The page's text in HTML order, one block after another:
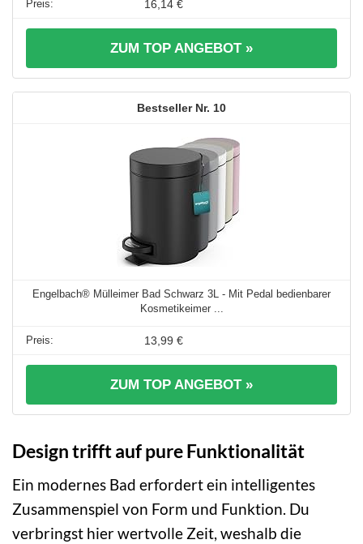
16,14 €
ZUM TOP ANGEBOT »
10
Engelbach® Mülleimer Bad Schwarz 3L - Mit Pedal bedienbarer
Kosmetikeimer ...
13,99 €
ZUM TOP ANGEBOT »
Design trifft auf pure Funktionalität
Ein modernes Bad erfordert ein intelligentes
Zusammenspiel von Form und Funktion. Du
verbringst hier wertvolle Zeit, weshalb die